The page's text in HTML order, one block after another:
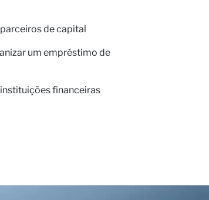
de capital
um empréstimo de
financeiras